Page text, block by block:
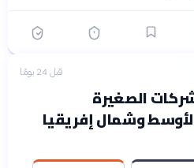
قبل 24 يومًا
الصغيرة
وشمال إفريقيا